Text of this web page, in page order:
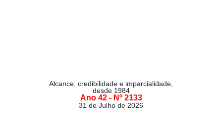
Alcance, credibilidade e imparcialidade,
desde 1984
Ano 42 - Nº 2133
31 de Julho de 2026